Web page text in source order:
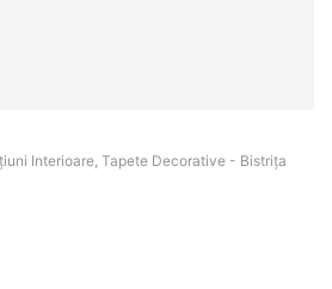
Interioare, Tapete Decorative - Bistriţa